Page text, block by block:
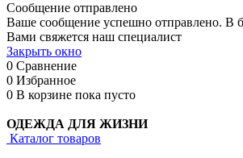
Сообщение отправлено
Ваше сообщение успешно отправлено. В
Вами свяжется наш специалист
Закрыть окно
0 Сравнение
0 Избранное
0 В корзине пока пусто
ОДЕЖДА ДЛЯ ЖИЗНИ
Каталог товаров